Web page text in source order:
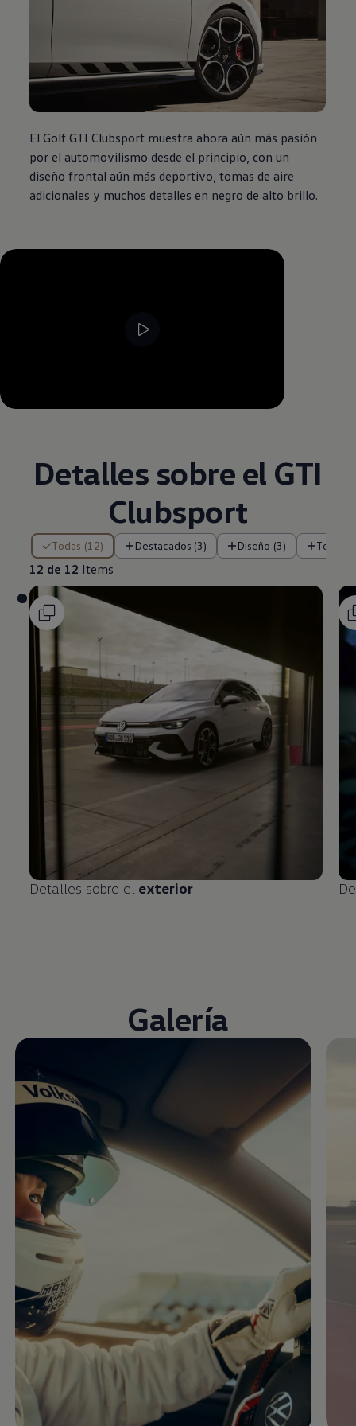
El Golf GTI Clubsport muestra ahora aún más pasión
por el automovilismo desde el principio, con un
diseño frontal aún más deportivo, tomas de aire
adicionales y muchos detalles en negro de alto brillo.
Remaining time, --:--
Detalles sobre el GTI
Clubsport
Todas (12) Destacados (3) Diseño (3)
12 de 12 Items
12 de 12 Items
Detalles sobre el exterior
Galería
Enable fullscreen mode